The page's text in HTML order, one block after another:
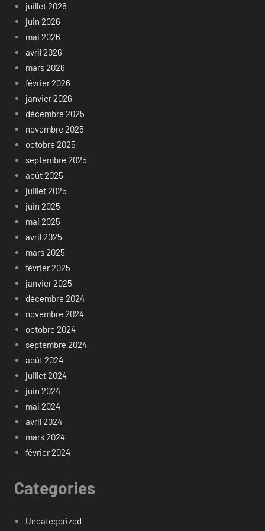
juillet 2026
juin 2026
mai 2026
avril 2026
mars 2026
février 2026
janvier 2026
décembre 2025
novembre 2025
octobre 2025
septembre 2025
août 2025
juillet 2025
juin 2025
mai 2025
avril 2025
mars 2025
février 2025
janvier 2025
décembre 2024
novembre 2024
octobre 2024
septembre 2024
août 2024
juillet 2024
juin 2024
mai 2024
avril 2024
mars 2024
février 2024
Categories
Uncategorized